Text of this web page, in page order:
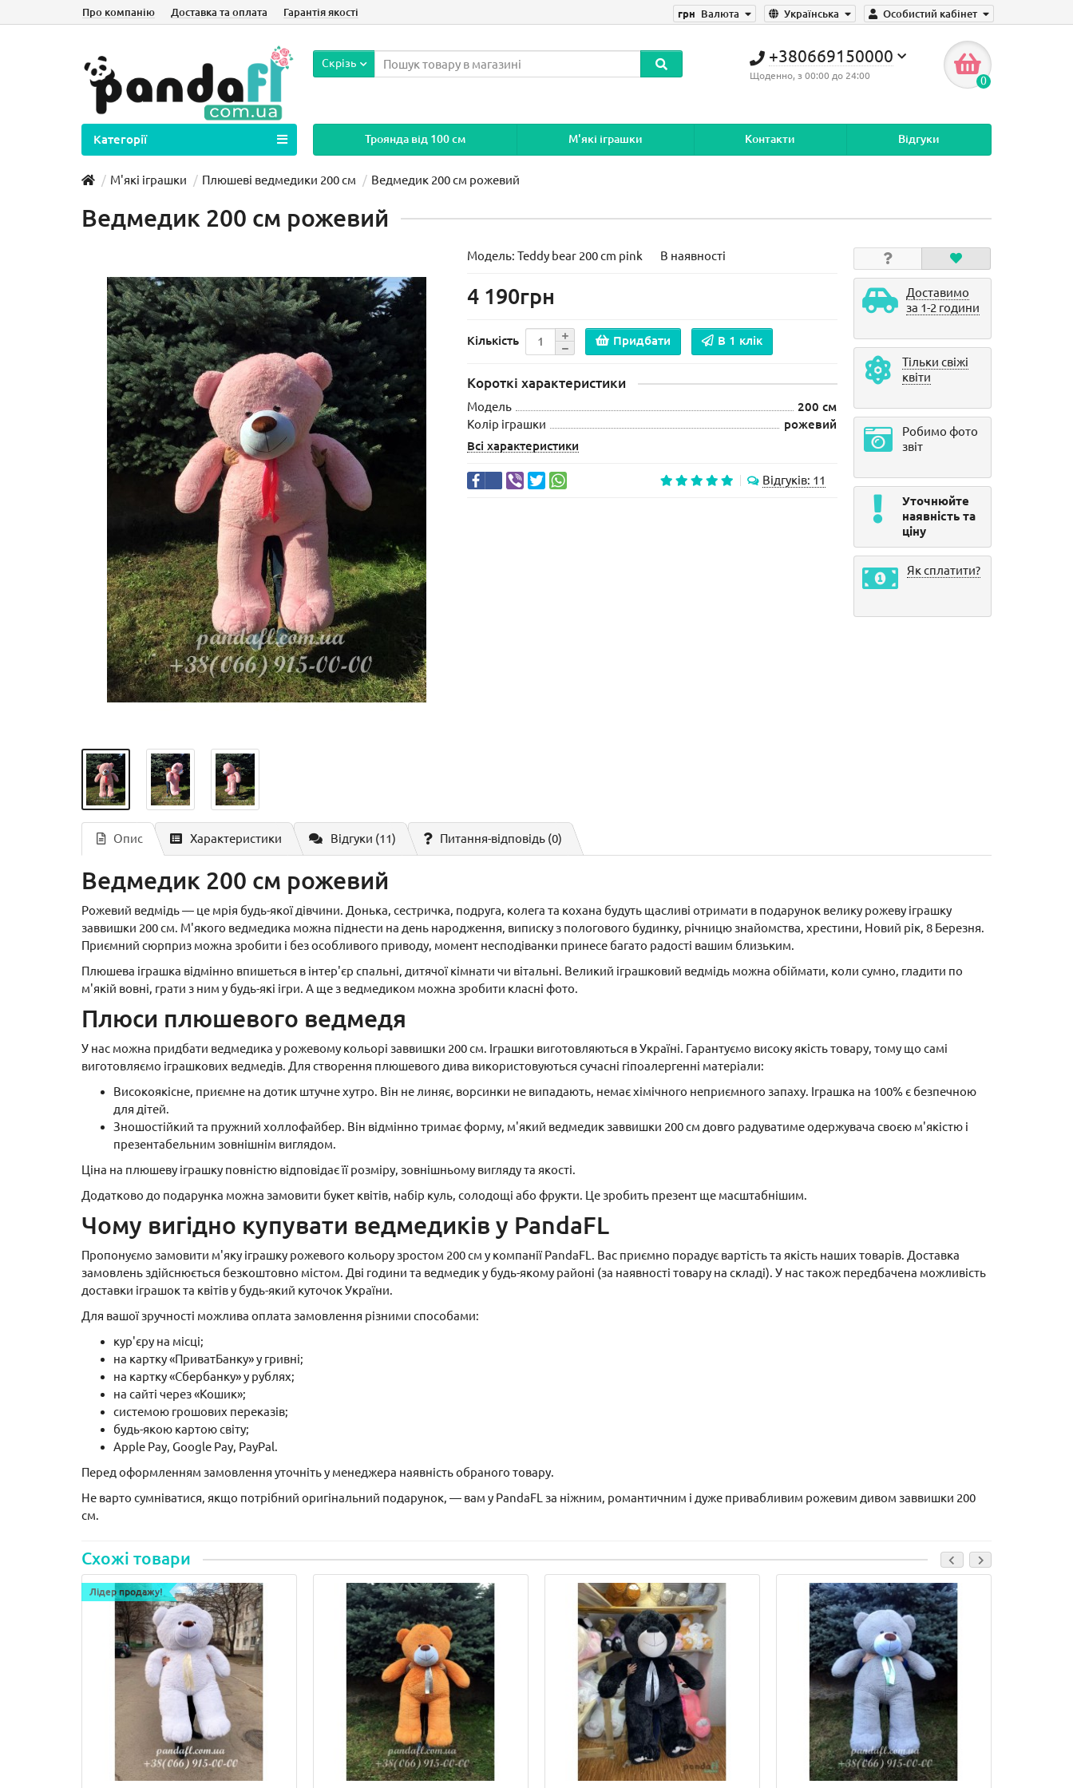
Особистий кабінет
Українська
грн Валюта
Про компанію Доставка та оплата Гарантія якості
+380669150000
Щоденно, з 00:00 до 24:00 0
Скрізь
Троянда від 100 см М'які іграшки Контакти Відгуки
Категорії
М'які іграшки Плюшеві ведмедики 200 см Ведмедик 200 см рожевий
Ведмедик 200 см рожевий
Модель:Teddy bear 200 cm pink В наявності
4 190грн
Кількість Придбати В 1 клік
Короткі характеристики
Модель
200 см
Колір іграшки
рожевий
Всі характеристики
Відгуків: 11
Доставимо
за 1-2 години
Тільки свіжі
квіти
Робимо фото
звіт
Уточнюйте
наявність та
ціну
Як сплатити?
Опис Характеристики Відгуки (11) Питання-відповідь (0)
Ведмедик 200 см рожевий
Рожевий ведмідь — це мрія будь-якої дівчини. Донька, сестричка, подруга, колега та кохана будуть щасливі отримати в подарунок велику рожеву іграшку
заввишки 200 см. М'якого ведмедика можна піднести на день народження, виписку з пологового будинку, річницю знайомства, хрестини, Новий рік, 8 Березня.
Приємний сюрприз можна зробити і без особливого приводу, момент несподіванки принесе багато радості вашим близьким.
Плюшева іграшка відмінно впишеться в інтер'єр спальні, дитячої кімнати чи вітальні. Великий іграшковий ведмідь можна обіймати, коли сумно, гладити по
м'якій вовні, грати з ним у будь-які ігри. А ще з ведмедиком можна зробити класні фото.
Плюси плюшевого ведмедя
У нас можна придбати ведмедика у рожевому кольорі заввишки 200 см. Іграшки виготовляються в Україні. Гарантуємо високу якість товару, тому що самі
виготовляємо іграшкових ведмедів. Для створення плюшевого дива використовуються сучасні гіпоалергенні матеріали:
Високоякісне, приємне на дотик штучне хутро. Він не линяє, ворсинки не випадають, немає хімічного неприємного запаху. Іграшка на 100% є безпечною
для дітей.
Зношостійкий та пружний холлофайбер. Він відмінно тримає форму, м'який ведмедик заввишки 200 см довго радуватиме одержувача своєю м'якістю і
презентабельним зовнішнім виглядом.
Ціна на плюшеву іграшку повністю відповідає її розміру, зовнішньому вигляду та якості.
Додатково до подарунка можна замовити букет квітів, набір куль, солодощі або фрукти. Це зробить презент ще масштабнішим.
Чому вигідно купувати ведмедиків у PandaFL
Пропонуємо замовити м'яку іграшку рожевого кольору зростом 200 см у компанії PandaFL. Вас приємно порадує вартість та якість наших товарів. Доставка
замовлень здійснюється безкоштовно містом. Дві години та ведмедик у будь-якому районі (за наявності товару на складі). У нас також передбачена можливість
доставки іграшок та квітів у будь-який куточок України.
Для вашої зручності можлива оплата замовлення різними способами:
кур'єру на місці;
на картку «ПриватБанку» у гривні;
на картку «Сбербанку» у рублях;
на сайті через «Кошик»;
системою грошових переказів;
будь-якою картою світу;
Apple Pay, Google Pay, PayPal.
Перед оформленням замовлення уточніть у менеджера наявність обраного товару.
Не варто сумніватися, якщо потрібний оригінальний подарунок, — вам у PandaFL за ніжним, романтичним і дуже привабливим рожевим дивом заввишки 200
см.
Схожі товари
Лідер продажу!